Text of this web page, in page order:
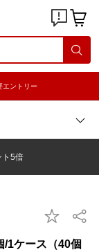
エントリー
ト5倍
/1ケース（40個